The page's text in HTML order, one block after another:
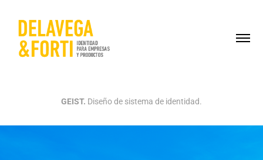
GEIST. Diseño de sistema de identidad.